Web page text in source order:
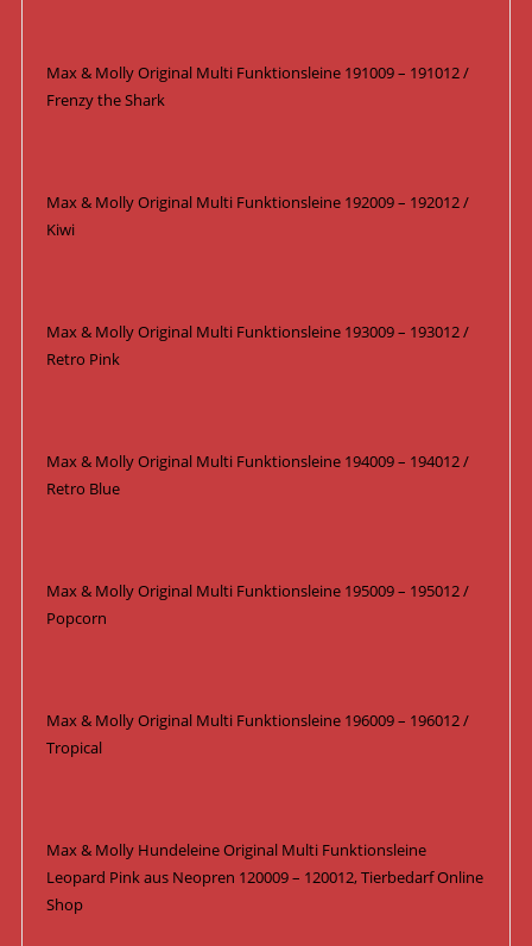
Max & Molly Original Multi Funktionsleine 191009 – 191012 /
Frenzy the Shark
Max & Molly Original Multi Funktionsleine 192009 – 192012 /
Kiwi
Max & Molly Original Multi Funktionsleine 193009 – 193012 /
Retro Pink
Max & Molly Original Multi Funktionsleine 194009 – 194012 /
Retro Blue
Max & Molly Original Multi Funktionsleine 195009 – 195012 /
Popcorn
Max & Molly Original Multi Funktionsleine 196009 – 196012 /
Tropical
Max & Molly Hundeleine Original Multi Funktionsleine
Leopard Pink aus Neopren 120009 – 120012, Tierbedarf Online
Shop